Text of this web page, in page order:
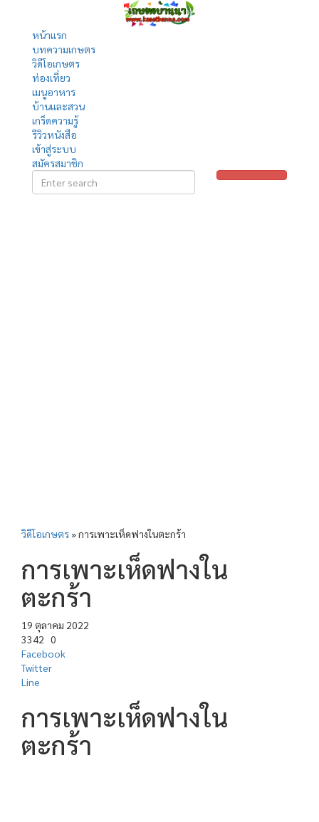
หน้าแรก
บทความเกษตร
วิดีโอเกษตร
ท่องเที่ยว
เมนูอาหาร
บ้านและสวน
เกร็ดความรู้
รีวิวหนังสือ
เข้าสู่ระบบ
สมัครสมาชิก
วิดีโอเกษตร»การเพาะเห็ดฟางในตะกร้า
การเพาะเห็ดฟางใน
ตะกร้า
19 ตุลาคม 2022
3342 0
Facebook
Twitter
Line
การเพาะเห็ดฟางใน
ตะกร้า